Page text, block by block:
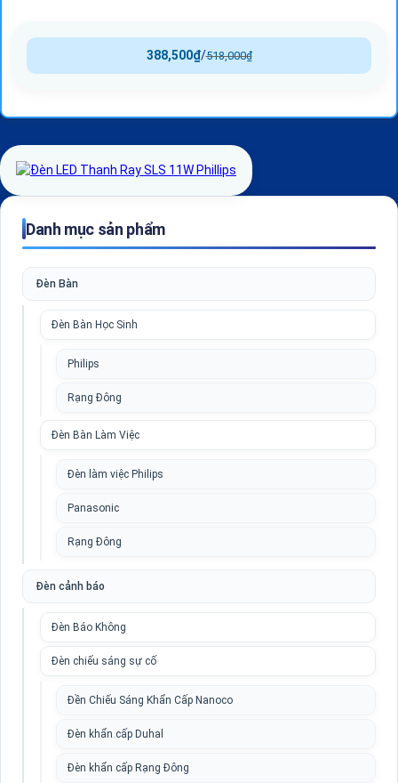
518,000₫
/
388,500₫
Danh mục sản phẩm
Đèn Bàn
Đèn Bàn Học Sinh
Philips
Rạng Đông
Đèn Bàn Làm Việc
Đèn làm việc Philips
Panasonic
Rạng Đông
Đèn cảnh báo
Đèn Báo Không
Đèn chiếu sáng sự cố
Đền Chiếu Sáng Khẩn Cấp Nanoco
Đèn khẩn cấp Duhal
Đèn khẩn cấp Rạng Đông